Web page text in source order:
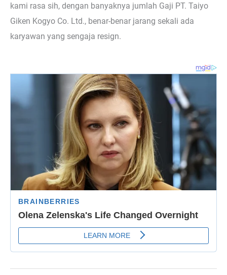
kami rasa sih, dengan banyaknya jumlah Gaji PT. Taiyo
Giken Kogyo Co. Ltd., benar-benar jarang sekali ada
karyawan yang sengaja resign.